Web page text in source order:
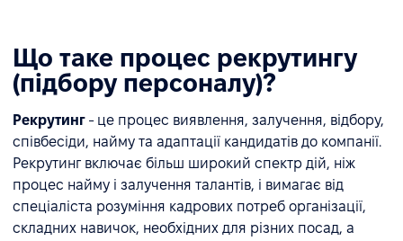
Що таке процес рекрутингу
(підбору персоналу)?
Рекрутинг - це процес виявлення, залучення, відбору,
співбесіди, найму та адаптації кандидатів до компанії.
Рекрутинг включає більш широкий спектр дій, ніж
процес найму і залучення талантів, і вимагає від
спеціаліста розуміння кадрових потреб організації,
складних навичок, необхідних для різних посад, а